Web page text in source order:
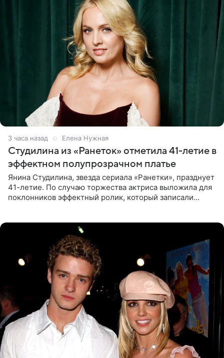
3 часа назад Елена Нужная
Студилина из «Ранеток» отметила 41-летие в
эффектном полупрозрачном платье
Янина Студилина, звезда сериала «Ранетки», празднует
41-летие. По случаю торжества актриса выложила для
поклонников эффектный ролик, который записали